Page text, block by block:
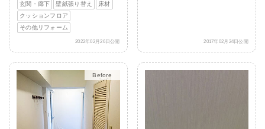
玄関・廊下
壁紙張り替え
床材
クッションフロア
その他リフォーム
2022年02月26日公開 2017年02月24日公開
After